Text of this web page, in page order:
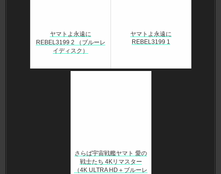
ヤマトよ永遠に
REBEL3199 2 （ブルーレ
イディスク）
ヤマトよ永遠に
REBEL3199 1
さらば宇宙戦艦ヤマト 愛の
戦士たち 4Kリマスター
（4K ULTRA HD＋ブルーレ